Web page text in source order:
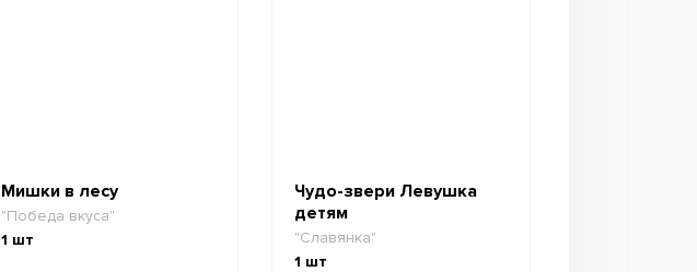
Мишки в лесу
"Победа вкуса"
1 шт
Чудо-звери Левушка
детям
"Славянка"
1 шт